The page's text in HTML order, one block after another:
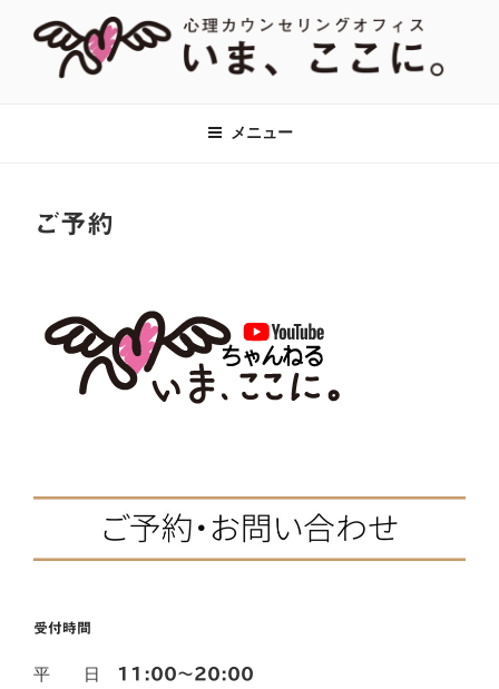
レン(AC)】心理カウンセリングオフ
め、あがり症、社交不安、強迫性障害、アダルトチルドレン、HSPなど
メニュー
ご予約
受付時間
平 日 11:00～20:00